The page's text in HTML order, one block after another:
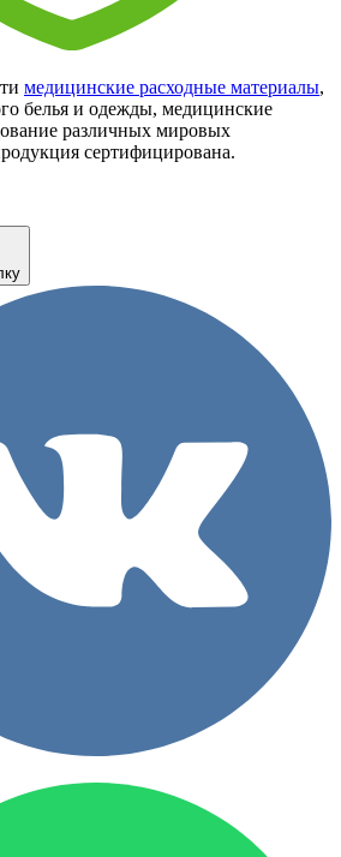
медицинские расходные материалы,
белья и одежды, медицинские
различных мировых
сертифицирована.